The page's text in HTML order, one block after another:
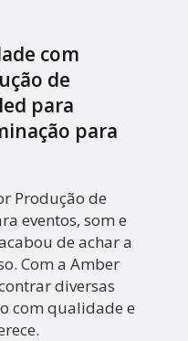
com
de
para
para
Produção de
eventos, som e
de achar a
Com a Amber
diversas
com qualidade e